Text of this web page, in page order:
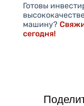
Готовы
машину?
сегодня!